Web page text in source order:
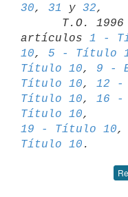
30, 31 y 32,
artículos 1 -
10, 5 - Título
Título 10, 9 -
Título 10, 12 -
Título 10, 16 -
Título 10
19 - Título 10,
Título 10